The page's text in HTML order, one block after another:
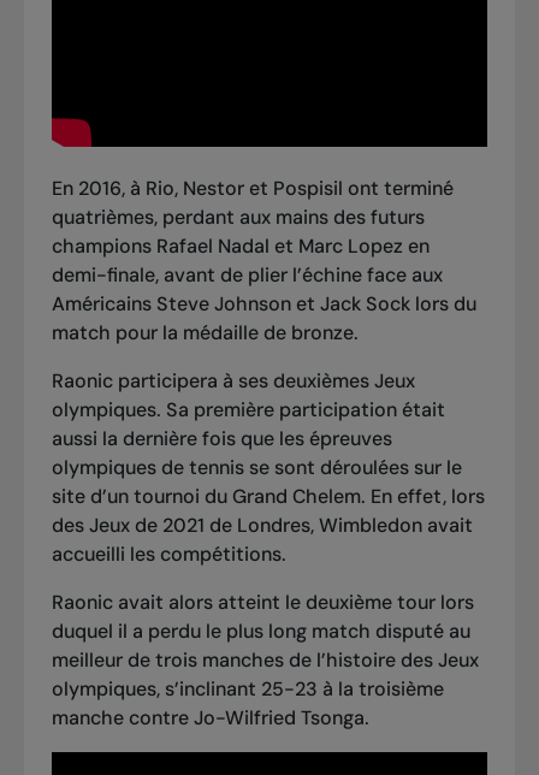
En 2016, à Rio, Nestor et Pospisil ont terminé
quatrièmes, perdant aux mains des futurs
champions Rafael Nadal et Marc Lopez en
demi-finale, avant de plier l’échine face aux
Américains Steve Johnson et Jack Sock lors du
match pour la médaille de bronze.
Raonic participera à ses deuxièmes Jeux
olympiques. Sa première participation était
aussi la dernière fois que les épreuves
olympiques de tennis se sont déroulées sur le
site d’un tournoi du Grand Chelem. En effet, lors
des Jeux de 2021 de Londres, Wimbledon avait
accueilli les compétitions.
Raonic avait alors atteint le deuxième tour lors
duquel il a perdu le plus long match disputé au
meilleur de trois manches de l’histoire des Jeux
olympiques, s’inclinant 25-23 à la troisième
manche contre Jo-Wilfried Tsonga.